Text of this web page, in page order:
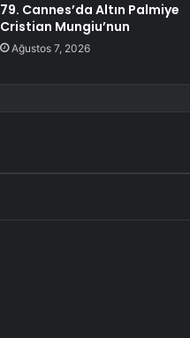
79. Cannes’da Altın Palmiye
Cristian Mungiu’nun
Ağustos 7, 2026